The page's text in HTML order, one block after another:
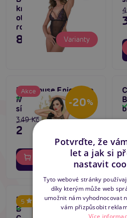
krajkové body s
otevřeným
rozkrokem
895 Kč Varianty
Akce
-20%
03 hodin
Penthouse Enjoy The
Moment (Black),
síťované bodýčko
Skladem
349 Kč
279 Kč
5
Daring Strappy
Bodysuit Open
Skladem
Potvrďte, že
let a jak si
nastavit
Tyto webové stránky
díky kterým může web
umožnit nám vyhodnocovat
vám přizpůsobit
Více